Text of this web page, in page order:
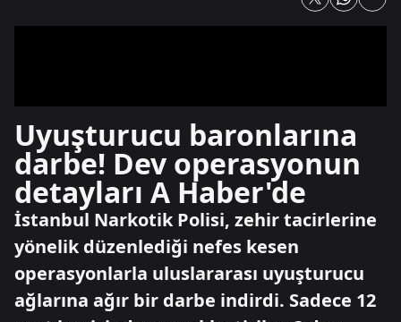
Uyuşturucu baronlarına
darbe! Dev operasyonun
detayları A Haber'de
İstanbul Narkotik Polisi, zehir tacirlerine
yönelik düzenlediği nefes kesen
operasyonlarla uluslararası uyuşturucu
ağlarına ağır bir darbe indirdi. Sadece 12